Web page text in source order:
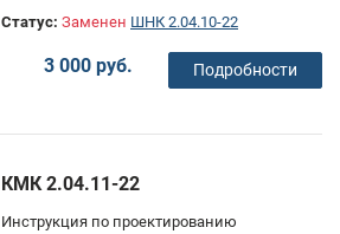
Статус: Заменен ШНК 2.04.10-22
3 000 руб. Подробности
КМК 2.04.11-22
Инструкция по проектированию